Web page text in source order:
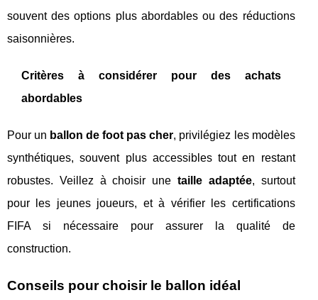
souvent des options plus abordables ou des réductions
saisonnières.
Critères à considérer pour des achats
abordables
Pour un ballon de foot pas cher, privilégiez les modèles
synthétiques, souvent plus accessibles tout en restant
robustes. Veillez à choisir une taille adaptée, surtout
pour les jeunes joueurs, et à vérifier les certifications
FIFA si nécessaire pour assurer la qualité de
construction.
Conseils pour choisir le ballon idéal